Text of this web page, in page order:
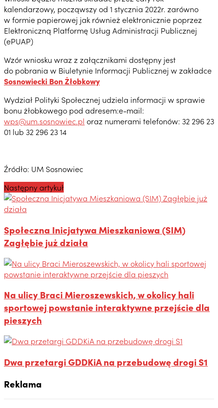
kalendarzowy, począwszy od 1 stycznia 2022r. zarówno
w formie papierowej jak również elektronicznie poprzez
Elektroniczną Platformę Usług Administracji Publicznej
(ePUAP)
Wzór wniosku wraz z załącznikami dostępny jest
do pobrania w Biuletynie Informacji Publicznej w zakładce
Sosnowiecki Bon Żłobkowy
Wydział Polityki Społecznej udziela informacji w sprawie
bonu żłobkowego pod adresem:e-mail:
wps@um.sosnowiec.pl oraz numerami telefonów: 32 296 23
01 lub 32 296 23 14
Źródło: UM Sosnowiec
Następny artykuł
Społeczna Inicjatywa Mieszkaniowa (SIM)
Zagłębie już działa
Na ulicy Braci Mieroszewskich, w okolicy hali
sportowej powstanie interaktywne przejście dla
pieszych
Dwa przetargi GDDKiA na przebudowę drogi S1
Reklama